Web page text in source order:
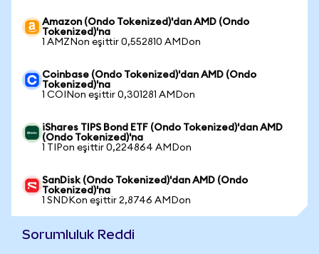
Amazon (Ondo Tokenized)'dan AMD (Ondo
Tokenized)'na
1 AMZNon eşittir 0,552810 AMDon
Coinbase (Ondo Tokenized)'dan AMD (Ondo
Tokenized)'na
1 COINon eşittir 0,301281 AMDon
iShares TIPS Bond ETF (Ondo Tokenized)'dan AMD
(Ondo Tokenized)'na
1 TIPon eşittir 0,224864 AMDon
SanDisk (Ondo Tokenized)'dan AMD (Ondo
Tokenized)'na
1 SNDKon eşittir 2,8746 AMDon
Sorumluluk Reddi